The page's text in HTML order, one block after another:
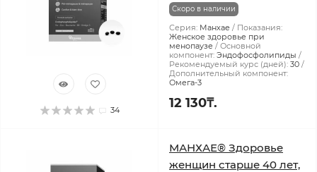
34
Скоро в наличии
Серия: Манхае
Показания:
Женское здоровье при
менопаузе
Основной
компонент: Эндофосфолипиды
Рекомендуемый курс (дней): 30
Дополнительный компонент:
Омега-3
12 130₸.
МАНХАЕ® Здоровье
женщин старше 40 лет,